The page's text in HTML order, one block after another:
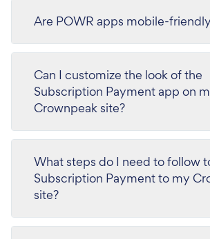
Are POWR apps mobile-
Can I customize the look of the
Subscription Payment app on
Crownpeak site?
What steps do I need to follow
Subscription Payment to my
site?